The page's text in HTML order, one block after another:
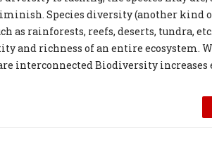
Species diversity (another kind
rainforests, reefs, deserts, tundra,
and richness of an entire ecosystem.
interconnected Biodiversity increases